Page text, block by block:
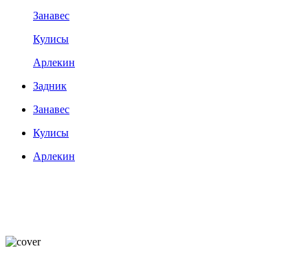
Занавес
Кулисы
Арлекин
Задник
Занавес
Кулисы
Арлекин